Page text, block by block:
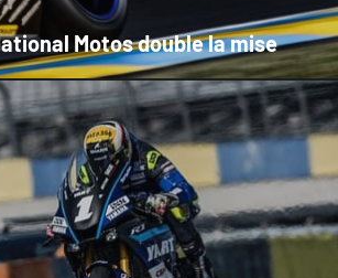
Motos double la mise